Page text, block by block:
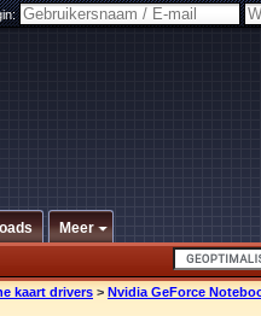
Meer
kaart drivers > Nvidia GeForce